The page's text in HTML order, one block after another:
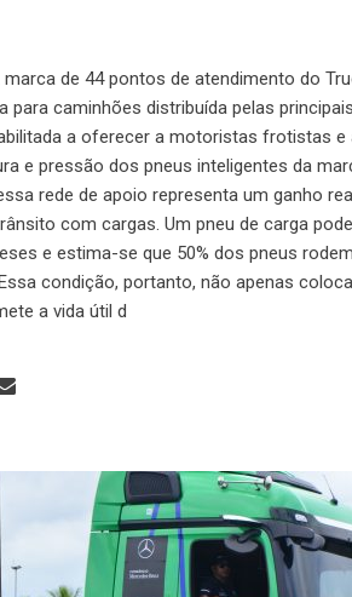
de 44 pontos de atendimento do
para caminhões distribuída pelas
a oferecer a motoristas frotistas
e pressão dos pneus inteligentes da
rede de apoio representa um ganho
com cargas. Um pneu de carga
e estima-se que 50% dos pneus
condição, portanto, não apenas
a vida útil d